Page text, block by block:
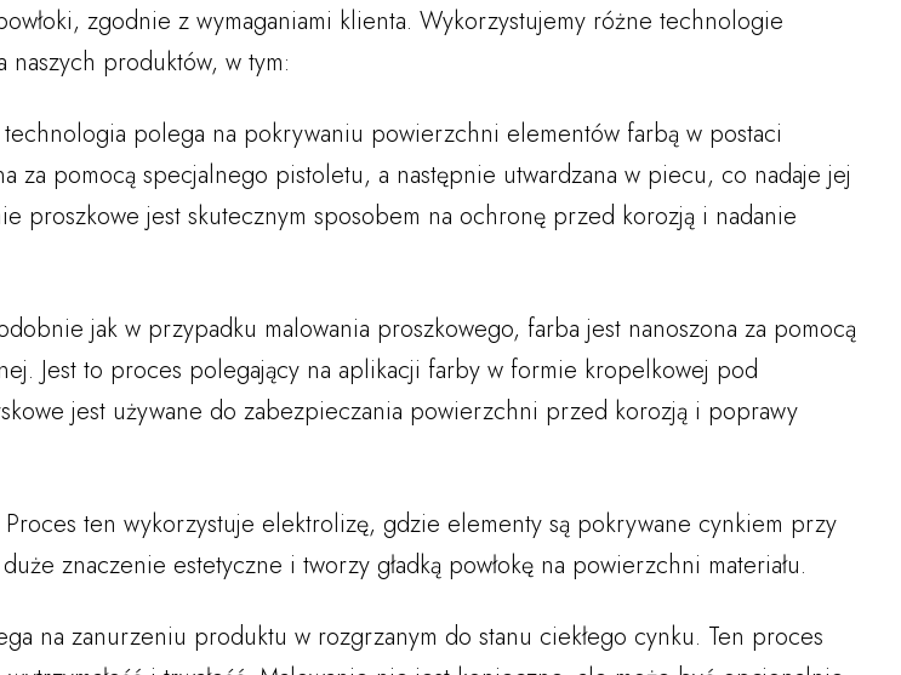
zgodnie z wymaganiami klienta. Wykorzystujemy różne technologie
produktów, w tym:
technologia polega na pokrywaniu powierzchni elementów farbą w postaci
za pomocą specjalnego pistoletu, a następnie utwardzana w piecu, co nadaje jej
proszkowe jest skutecznym sposobem na ochronę przed korozją i nadanie
jak w przypadku malowania proszkowego, farba jest nanoszona za pomocą
Jest to proces polegający na aplikacji farby w formie kropelkowej pod
jest używane do zabezpieczania powierzchni przed korozją i poprawy
Proces ten wykorzystuje elektrolizę, gdzie elementy są pokrywane cynkiem przy
znaczenie estetyczne i tworzy gładką powłokę na powierzchni materiału.
na zanurzeniu produktu w rozgrzanym do stanu ciekłego cynku. Ten proces